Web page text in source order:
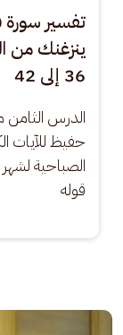
ينزغنك من
36 إلى 42
الدرس
حفيظ
قوله
الصورة